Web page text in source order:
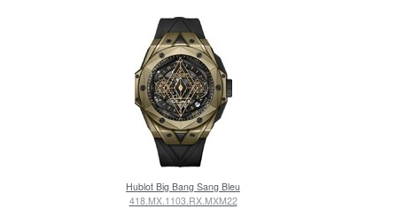
Hublot Big Bang Sang Bleu
418.MX.1103.RX.MXM22